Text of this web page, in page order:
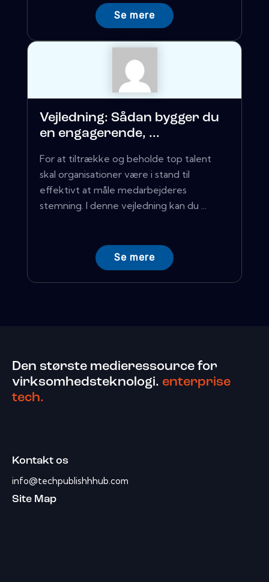
Se mere
Vejledning: Sådan bygger du
en engagerende, ...
For at tiltrække og beholde top talent
skal organisationer være i stand til
effektivt at måle medarbejderes
stemning. I denne vejledning kan du ...
Se mere
Den største medieressource for
virksomhedsteknologi. enterprise
tech.
Kontakt os
info@techpublishhhub.com
Site Map